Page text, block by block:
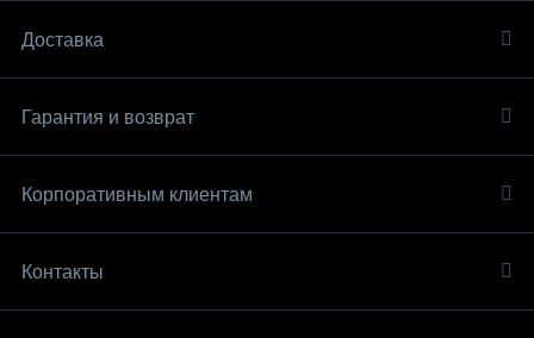
Доставка
Гарантия и возврат
Корпоративным клиентам
Контакты